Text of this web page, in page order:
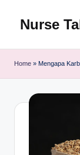
Nurse
Home » Mengapa